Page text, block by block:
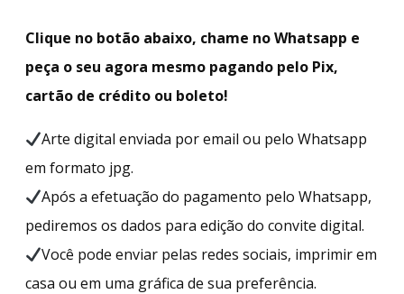
Clique no botão abaixo, chame no Whatsapp e
peça o seu agora mesmo pagando pelo Pix,
cartão de crédito ou boleto!
Arte digital enviada por email ou pelo Whatsapp
em formato jpg.
Após a efetuação do pagamento pelo Whatsapp,
pediremos os dados para edição do convite digital.
Você pode enviar pelas redes sociais, imprimir em
casa ou em uma gráfica de sua preferência.